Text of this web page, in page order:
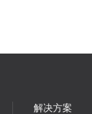
解决方案